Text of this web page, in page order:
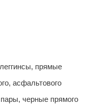
прямые
асфальтового
черные прямого